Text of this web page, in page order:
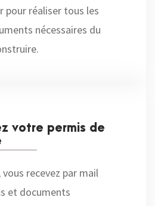
pour réaliser tous les
nécessaires du
votre permis de
vous recevez par mail
et documents